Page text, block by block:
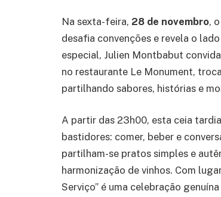
Na sexta-feira, 28 de novembro,
desafia convenções e revela o
especial, Julien Montbabut
no restaurante Le Monument,
partilhando sabores, histórias e
A partir das 23h00, esta ceia
bastidores: comer, beber e
partilham-se pratos simples e
harmonização de vinhos. Com
Serviço” é uma celebração